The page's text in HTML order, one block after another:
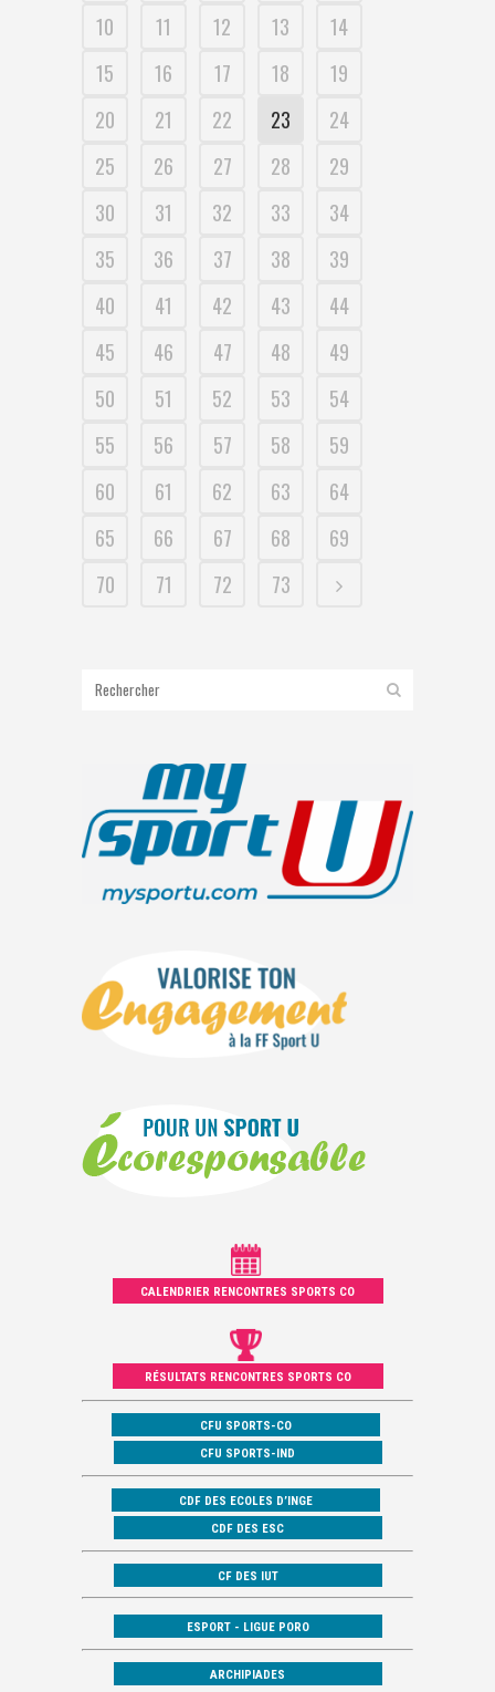
10
11 12 13
14
15
16 17 18
19
20
21 22 23
24
25
26 27 28
29
30
31 32 33
34
35
36 37 38
39
40
41 42 43
44
45
46 47 48
49
50
51 52 53
54
55
56 57 58
59
60
61 62 63
64
65
66 67 68
69
70
71 72 73
CALENDRIER RENCONTRES SPORTS CO
RÉSULTATS RENCONTRES SPORTS CO
CFU SPORTS-CO
CFU SPORTS-IND
CDF DES ECOLES D’INGE
CDF DES ESC
CF DES IUT
ESPORT - LIGUE PORO
ARCHIPIADES